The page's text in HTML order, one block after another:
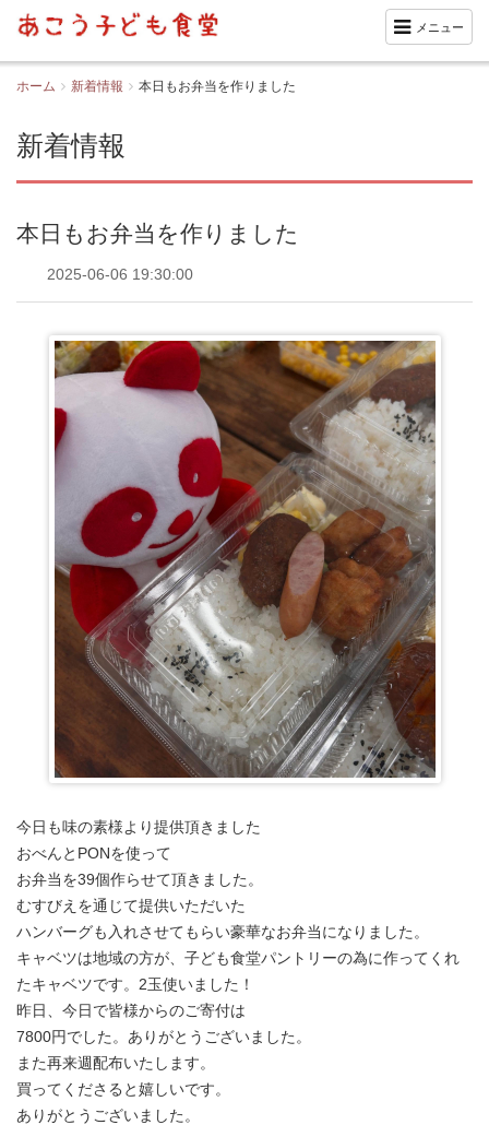
メニュー
ホーム 新着情報 本日もお弁当を作りました
新着情報
本日もお弁当を作りました
2025-06-06 19:30:00
今日も味の素様より提供頂きました
おべんとPONを使って
お弁当を39個作らせて頂きました。
むすびえを通じて提供いただいた
ハンバーグも入れさせてもらい豪華なお弁当になりました。
キャベツは地域の方が、子ども食堂パントリーの為に作ってくれ
たキャベツです。2玉使いました！
昨日、今日で皆様からのご寄付は
7800円でした。ありがとうございました。
また再来週配布いたします。
買ってくださると嬉しいです。
ありがとうございました。